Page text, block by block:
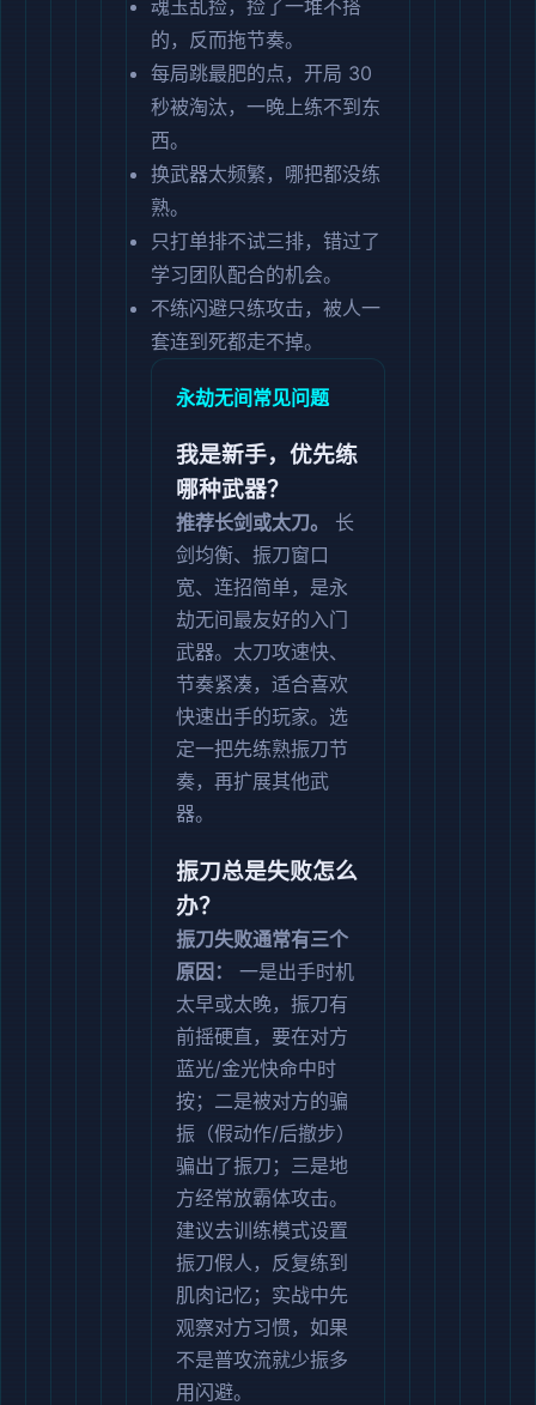
魂玉乱捡，捡了一堆不搭
的，反而拖节奏。
每局跳最肥的点，开局 30
秒被淘汰，一晚上练不到东
西。
换武器太频繁，哪把都没练
熟。
只打单排不试三排，错过了
学习团队配合的机会。
不练闪避只练攻击，被人一
套连到死都走不掉。
永劫无间常见问题
我是新手，优先练
哪种武器？
推荐长剑或太刀。
长
剑均衡、振刀窗口
宽、连招简单，是永
劫无间最友好的入门
武器。太刀攻速快、
节奏紧凑，适合喜欢
快速出手的玩家。选
定一把先练熟振刀节
奏，再扩展其他武
器。
振刀总是失败怎么
办？
振刀失败通常有三个
原因：
一是出手时机
太早或太晚，振刀有
前摇硬直，要在对方
蓝光/金光快命中时
按；二是被对方的骗
振（假动作/后撤步）
骗出了振刀；三是地
方经常放霸体攻击。
建议去训练模式设置
振刀假人，反复练到
肌肉记忆；实战中先
观察对方习惯，如果
不是普攻流就少振多
用闪避。